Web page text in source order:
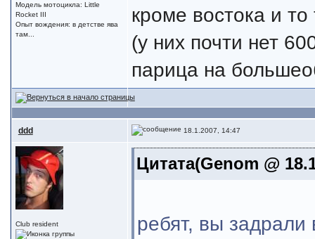
Модель мотоцикла: Little
Rocket III
Опыт вождения: в детстве ява
там...
кроме востока и то
(у них почти нет
парица на
ddd 18.1.2007, 14:47
Club resident
Цитата(Genom @
ребят, вы задрали